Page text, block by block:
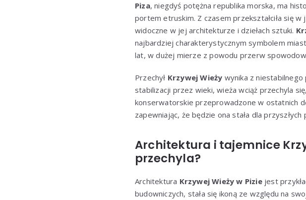
Piza, niegdyś potężna republika morska, ma
portem etruskim. Z czasem przekształciła się
widoczne w jej architekturze i dziełach sztuki.
najbardziej charakterystycznym symbolem
lat, w dużej mierze z powodu przerw
Przechył Krzywej Wieży wynika z niestabilnego
stabilizacji przez wieki, wieża wciąż przechyla
konserwatorskie przeprowadzone w ostatnich
zapewniając, że będzie ona stała dla przyszłych
Architektura i tajemnice
przechyla?
Architektura Krzywej Wieży w Piziejest
budowniczych, stała się ikoną ze względu na